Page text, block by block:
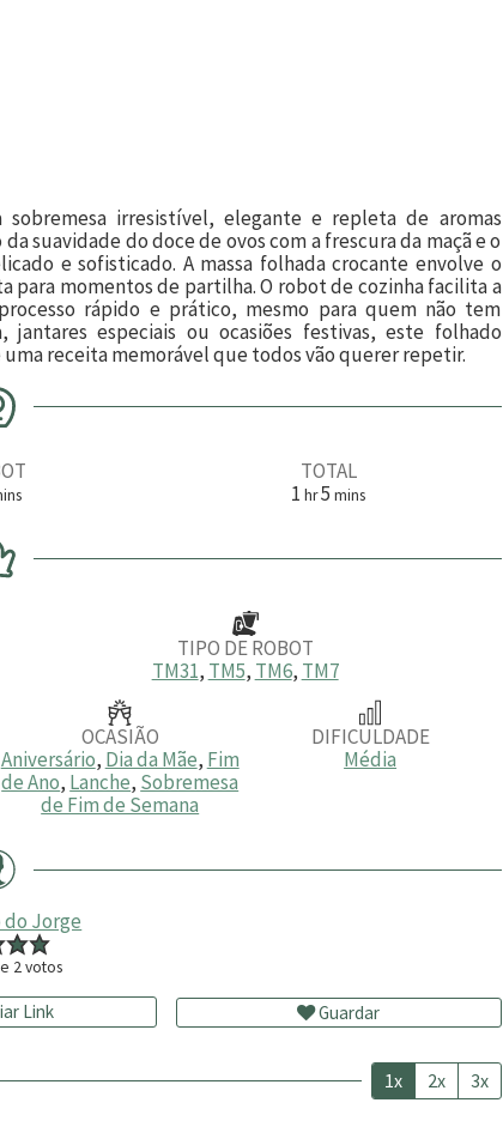
sobremesa irresistível, elegante e repleta de aromas
suavidade do doce de ovos com a frescura da maçã e o
e sofisticado. A massa folhada crocante envolve o
momentos de partilha. O robot de cozinha facilita a
rápido e prático, mesmo para quem não tem
jantares especiais ou ocasiões festivas, este folhado
receita memorável que todos vão querer repetir.
TOTAL
1h
a
hr5m
u
mins
TIPO DE ROBOT
TM31, TM5, TM6, TM7
OCASIÃO
Aniversário, Dia da Mãe, Fim
de Ano, Lanche, Sobremesa
de Fim de Semana
DIFICULDADE
Média
do Jorge
2votos
Link Guardar
1x 2x 3x